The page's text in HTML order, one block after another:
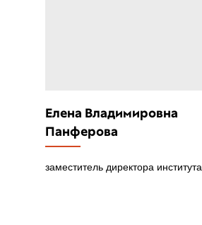
Елена Владимировна
Панферова
заместитель директора института